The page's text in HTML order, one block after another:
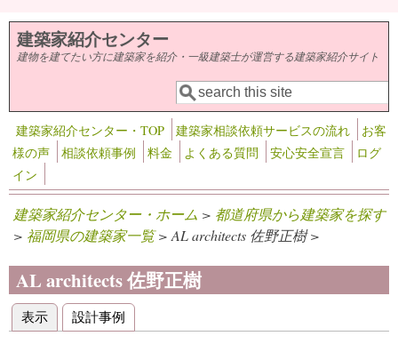
メインコンテンツに移動
建築家紹介センター
建物を建てたい方に建築家を紹介・一級建築士が運営する建築家紹介サイト
検索フォーム
検索
建築家紹介センター・TOP 建築家相談依頼サービスの流れ
お客
様の声
相談依頼事例 料金 よくある質問 安心安全宣言
ログ
イン
建築家紹介センター・ホーム > 都道府県から建築家を探す
> 福岡県の建築家一覧> AL architects 佐野正樹 >
AL architects 佐野正樹
プライマリータブ
表示 (アクティブなタブ)
設計事例